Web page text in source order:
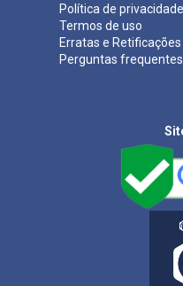
Política de privacidade
Termos de uso
Erratas e Retificações
Perguntas frequentes